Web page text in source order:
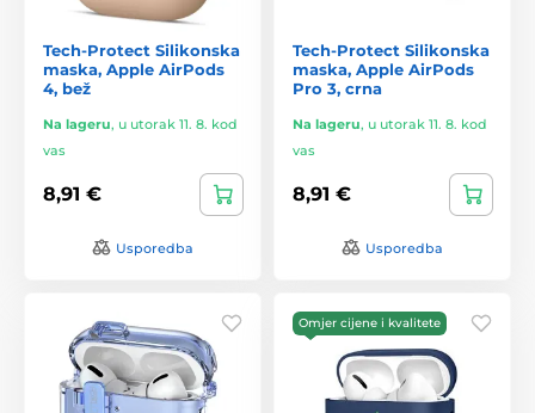
Tech-Protect Silikonska
maska, Apple AirPods
4, bež
Na lageru, u utorak 11. 8. kod
vas
8,91 €
Usporedba
Tech-Protect Silikonska
maska, Apple AirPods
Pro 3, crna
Na lageru, u utorak 11. 8. kod
vas
8,91 €
Usporedba
Omjer cijene i kvalitete